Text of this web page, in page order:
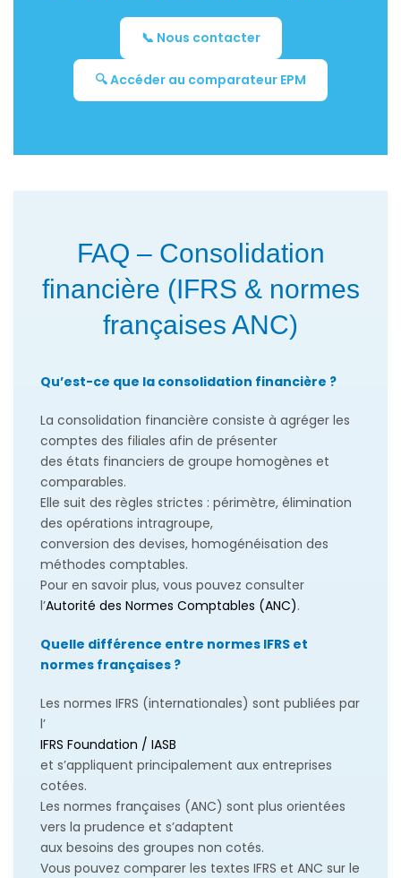
📞 Nous contacter
🔍 Accéder au comparateur EPM
FAQ – Consolidation
financière (IFRS & normes
françaises ANC)
Qu’est-ce que la consolidation financière ?
La consolidation financière consiste à agréger les
comptes des filiales afin de présenter
des états financiers de groupe homogènes et
comparables.
Elle suit des règles strictes : périmètre, élimination
des opérations intragroupe,
conversion des devises, homogénéisation des
méthodes comptables.
Pour en savoir plus, vous pouvez consulter
l’Autorité des Normes Comptables (ANC).
Quelle différence entre normes IFRS et
normes françaises ?
Les normes IFRS (internationales) sont publiées par
l’
IFRS Foundation / IASB
et s’appliquent principalement aux entreprises
cotées.
Les normes françaises (ANC) sont plus orientées
vers la prudence et s’adaptent
aux besoins des groupes non cotés.
Vous pouvez comparer les textes IFRS et ANC sur le